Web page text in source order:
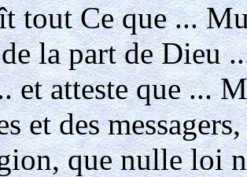
tout Ce que ...
la part de Dieu
et atteste que ...
et des
que nulle loi